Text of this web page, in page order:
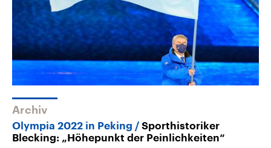
Archiv
Olympia 2022 in Peking
Sporthistoriker
Blecking: „Höhepunkt der Peinlichkeiten“